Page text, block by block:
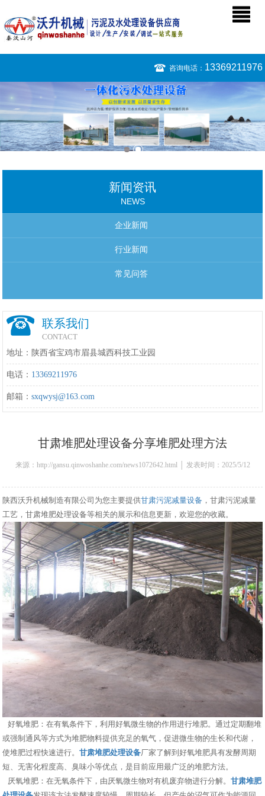
咨询电话： 13369211976
新闻资讯
NEWS
企业新闻
行业新闻
常见问答
联系我们
CONTACT
地址：陕西省宝鸡市眉县城西科技工业园
电话： 13369211976
邮箱：sxqwysj@163.com
甘肃堆肥处理设备分享堆肥处理方法
来源：http://gansu.qinwoshanhe.com/news1072642.html │ 发表时间：2025/5/12
陕西沃升机械制造有限公司为您主要提供甘肃污泥减量设备 ，甘肃污泥减量
工艺，甘肃堆肥处理设备等相关的展示和信息更新，欢迎您的收藏。
好氧堆肥：在有氧条件下，利用好氧微生物的作用进行堆肥。通过定期翻堆
或强制通风等方式为堆肥物料提供充足的氧气，促进微生物的生长和代谢，
使堆肥过程快速进行。甘肃堆肥处理设备厂家了解到好氧堆肥具有发酵周期
短、无害化程度高、臭味小等优点，是目前应用最广泛的堆肥方法。
厌氧堆肥：在无氧条件下，由厌氧微生物对有机废弃物进行分解。甘肃堆肥